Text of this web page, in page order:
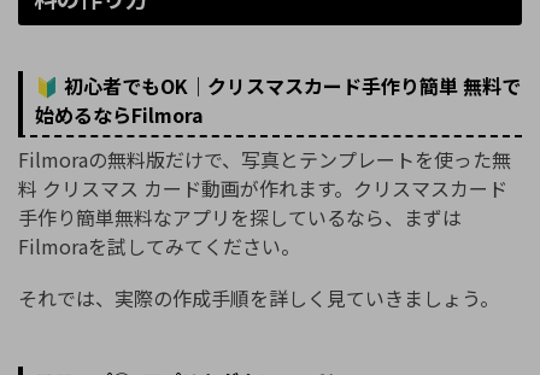
🔰 初心者でもOK｜クリスマスカード手作り簡単 無料で
始めるならFilmora
Filmoraの無料版だけで、写真とテンプレートを使った無
料 クリスマス カード動画が作れます。クリスマスカード
手作り簡単無料なアプリを探しているなら、まずは
Filmoraを試してみてください。
それでは、実際の作成手順を詳しく見ていきましょう。